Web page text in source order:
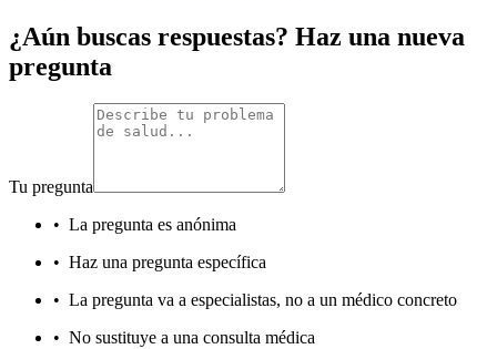
¿Aún buscas respuestas? Haz una nueva
pregunta
Tu pregunta
• La pregunta es anónima
• Haz una pregunta específica
• La pregunta va a especialistas, no a un médico concreto
• No sustituye a una consulta médica